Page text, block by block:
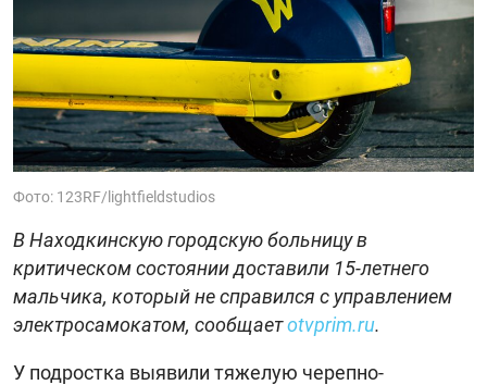
Фото: 123RF/lightfieldstudios
В Находкинскую городскую больницу в
критическом состоянии доставили 15-летнего
мальчика, который не справился с управлением
электросамокатом, сообщаетotvprim.ru.
У подростка выявили тяжелую черепно-